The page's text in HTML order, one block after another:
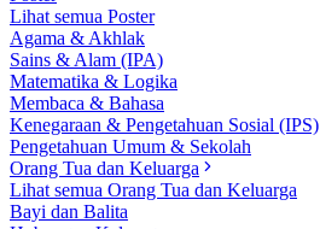
Lihat semua Poster
Agama & Akhlak
Sains & Alam (IPA)
Matematika & Logika
Membaca & Bahasa
Kenegaraan & Pengetahuan Sosial (IPS)
Pengetahuan Umum & Sekolah
Orang Tua dan Keluarga
Lihat semua Orang Tua dan Keluarga
Bayi dan Balita